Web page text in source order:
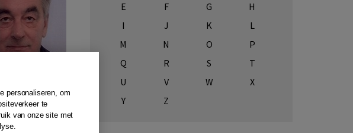
,
E
F G
H
I
J K
L
M
N O
P
Q
R S
T
U
V W
X
Y
Z
personaliseren, om
te
van onze site met